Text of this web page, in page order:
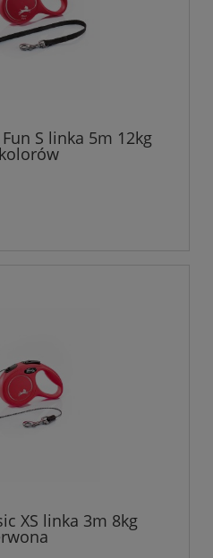
S linka 5m 12kg
XS linka 3m 8kg